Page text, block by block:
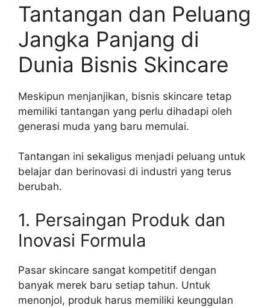
Tantangan dan Peluang
Jangka Panjang di
Dunia Bisnis Skincare
Meskipun menjanjikan, bisnis skincare tetap
memiliki tantangan yang perlu dihadapi oleh
generasi muda yang baru memulai.
Tantangan ini sekaligus menjadi peluang untuk
belajar dan berinovasi di industri yang terus
berubah.
1. Persaingan Produk dan
Inovasi Formula
Pasar skincare sangat kompetitif dengan
banyak merek baru setiap tahun. Untuk
menonjol, produk harus memiliki keunggulan